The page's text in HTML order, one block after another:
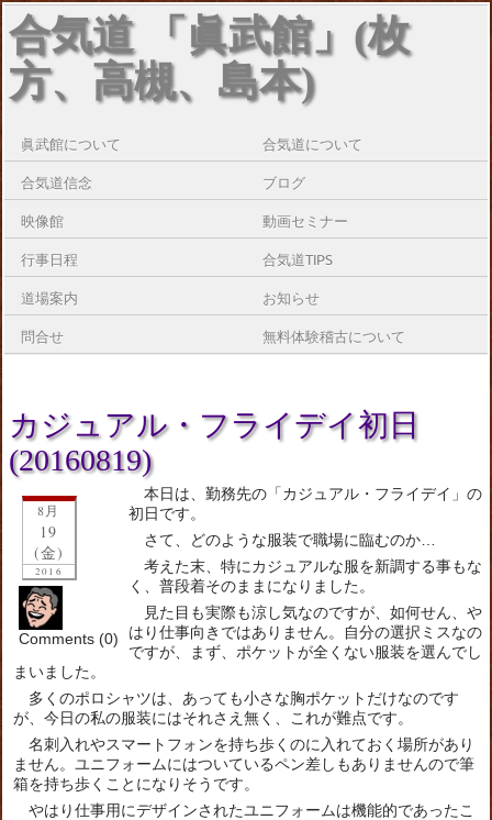
合気道 「眞武館」(枚
方、高槻、島本)
眞武館について 合気道について
合気道信念 ブログ
映像館 動画セミナー
行事日程 合気道TIPS
道場案内 お知らせ
問合せ 無料体験稽古について
カジュアル・フライデイ初日
(20160819)
8月
19
(金)
2016
Comments (0)
本日は、勤務先の「カジュアル・フライデイ」の
初日です。
さて、どのような服装で職場に臨むのか…
考えた末、特にカジュアルな服を新調する事もな
く、普段着そのままになりました。
見た目も実際も涼し気なのですが、如何せん、や
はり仕事向きではありません。自分の選択ミスなの
ですが、まず、ポケットが全くない服装を選んでし
まいました。
多くのポロシャツは、あっても小さな胸ポケットだけなのです
が、今日の私の服装にはそれさえ無く、これが難点です。
名刺入れやスマートフォンを持ち歩くのに入れておく場所があり
ません。ユニフォームにはついているペン差しもありませんので筆
箱を持ち歩くことになりそうです。
やはり仕事用にデザインされたユニフォームは機能的であったこ